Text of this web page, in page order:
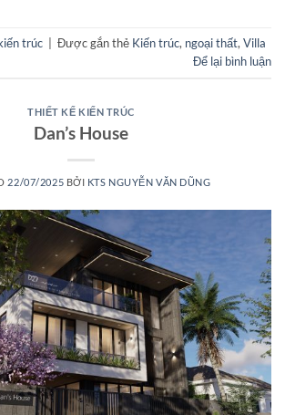
trúc Được gắn thẻ Kiến trúc, ngoại thất,Villa
Để lại bình luận
THIẾT KẾ KIẾN TRÚC
Dan’s House
22/07/2025 BỞI KTS NGUYỄN VĂN DŨNG